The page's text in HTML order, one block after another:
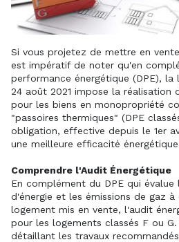
Si vous projetez de mettre en
est impératif de noter qu'en
performance énergétique (DPE), la
24 août 2021 impose la réalisation
pour les biens en monopropriété
"passoires thermiques" (DPE
obligation, effective depuis le 1er
une meilleure efficacité
Comprendre l'Audit Énergétique
En complément du DPE qui
d'énergie et les émissions de gaz
logement mis en vente, l'audit
pour les logements classés F ou
détaillant les travaux